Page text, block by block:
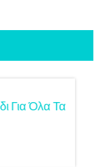
Για Όλα Τα